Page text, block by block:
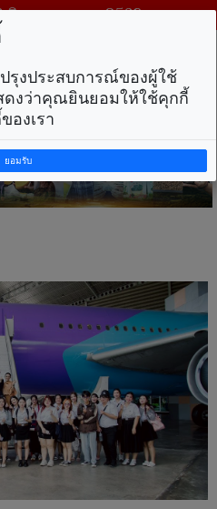
งหาคม พ.ศ. 2569
รุงประสบการณ์ของผู้ใช้
ดงว่าคุณยินยอมให้ใช้คุกกี้
องเรา
ยอมรับ